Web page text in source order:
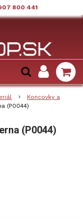
800 441
Koncovky a
(P0044)
(P0044)